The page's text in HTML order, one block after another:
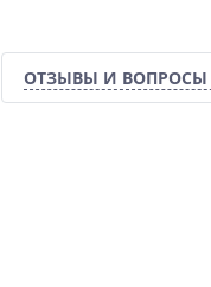
ОТЗЫВЫ И ВОПРОСЫ